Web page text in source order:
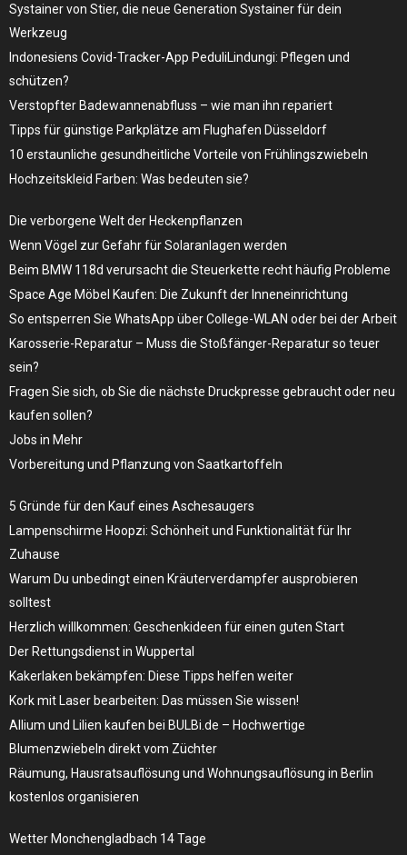
Systainer von Stier, die neue Generation Systainer für dein
Werkzeug
Indonesiens Covid-Tracker-App PeduliLindungi: Pflegen und
schützen?
Verstopfter Badewannenabfluss – wie man ihn repariert
Tipps für günstige Parkplätze am Flughafen Düsseldorf
10 erstaunliche gesundheitliche Vorteile von Frühlingszwiebeln
Hochzeitskleid Farben: Was bedeuten sie?
Die verborgene Welt der Heckenpflanzen
Wenn Vögel zur Gefahr für Solaranlagen werden
Beim BMW 118d verursacht die Steuerkette recht häufig Probleme
Space Age Möbel Kaufen: Die Zukunft der Inneneinrichtung
So entsperren Sie WhatsApp über College-WLAN oder bei der Arbeit
Karosserie-Reparatur – Muss die Stoßfänger-Reparatur so teuer
sein?
Fragen Sie sich, ob Sie die nächste Druckpresse gebraucht oder neu
kaufen sollen?
Jobs in Mehr
Vorbereitung und Pflanzung von Saatkartoffeln
5 Gründe für den Kauf eines Aschesaugers
Lampenschirme Hoopzi: Schönheit und Funktionalität für Ihr
Zuhause
Warum Du unbedingt einen Kräuterverdampfer ausprobieren
solltest
Herzlich willkommen: Geschenkideen für einen guten Start
Der Rettungsdienst in Wuppertal
Kakerlaken bekämpfen: Diese Tipps helfen weiter
Kork mit Laser bearbeiten: Das müssen Sie wissen!
Allium und Lilien kaufen bei BULBi.de – Hochwertige
Blumenzwiebeln direkt vom Züchter
Räumung, Hausratsauflösung und Wohnungsauflösung in Berlin
kostenlos organisieren
Wetter Monchengladbach 14 Tage